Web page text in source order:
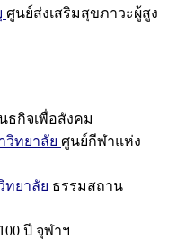
ศูนย์ส่งเสริมสุขภาวะผู้สูง
ธกิจเพื่อสังคม
ทยาลัย ศูนย์กีฬาแห่ง
ทยาลัย ธรรมสถาน
ปี จุฬาฯ